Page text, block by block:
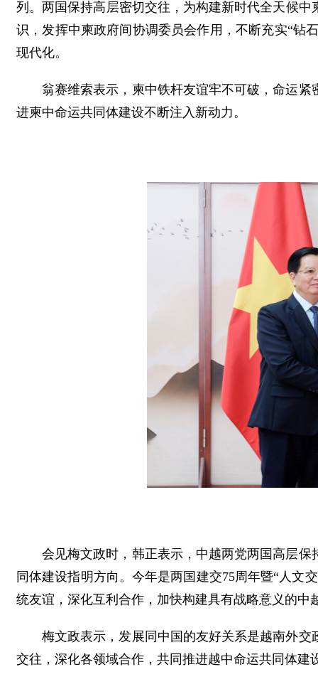
列。两国保持高层密切交往，为构建新时代全天候
识，发挥中柬政府间协调委员会作用，不断充实“钻
现代化。
翁赛维索表示，柬中铁杆友谊牢不可破，命运
进柬中命运共同体建设不断注入新动力。
会见梅文政时，韩正表示，中越两党两国高层
同体建设指明方向。今年是两国建交75周年暨“人文
统友谊，深化互利合作，加快构建具有战略意义的
梅文政表示，发展同中国的友好关系是越南外
交往，深化各领域合作，共同推进越中命运共同体建